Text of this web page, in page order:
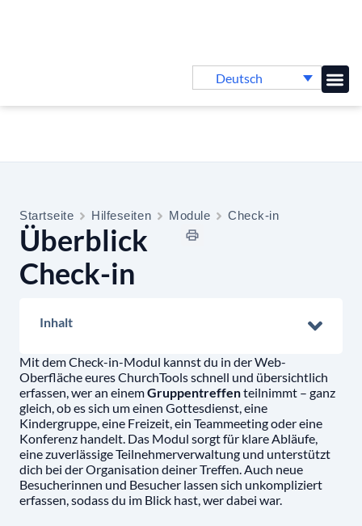
Deutsch
Startseite Hilfeseiten Module Check-in
Überblick
Check-in
Inhalt
Mit dem Check-in-Modul kannst du in der Web-
Oberfläche eures ChurchTools schnell und übersichtlich
erfassen, wer an einemGruppentreffenteilnimmt – ganz
gleich, ob es sich um einen Gottesdienst, eine
Kindergruppe, eine Freizeit, ein Teammeeting oder eine
Konferenz handelt. Das Modul sorgt für klare Abläufe,
eine zuverlässige Teilnehmerverwaltung und unterstützt
dich bei der Organisation deiner Treffen. Auch neue
Besucherinnen und Besucher lassen sich unkompliziert
erfassen, sodass du im Blick hast, wer dabei war.